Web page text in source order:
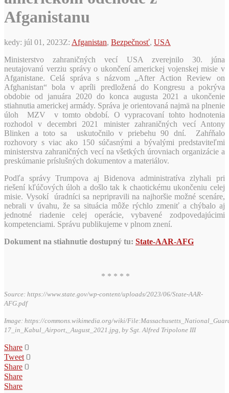
Afganistanu
kedy: júl 01, 2023Z: Afganistan, Bezpečnosť, USA
Ministerstvo zahraničných vecí USA zverejnilo 30. júna
neutajovanú verziu správy o ukončení americkej vojenskej misie v
Afganistane. Celá správa s názvom „After Action Review on
Afghanistan“ bola v apríli predložená do Kongresu a pokrýva
obdobie od januára 2020 do konca augusta 2021 a ukončenie
stiahnutia americkej armády. Správa je orientovaná najmä na plnenie
úloh MZV v tomto období. O vypracovaní tohto hodnotenia
rozhodol v decembri 2021 minister zahraničných vecí Antony
Blinken a toto sa uskutočnilo v priebehu 90 dní. Zahŕňalo
rozhovory s viac ako 150 súčasnými a bývalými predstaviteľmi
ministerstva zahraničných vecí na všetkých úrovniach organizácie a
preskúmanie príslušných dokumentov a materiálov.
Podľa správy Trumpova aj Bidenova administratíva zlyhali pri
riešení kľúčových úloh a došlo tak k chaotickému ukončeniu celej
misie. Vysokí úradníci sa nepripravili na najhoršie možné scenáre,
nebrali v úvahu, že sa situácia môže rýchlo zmeniť a chýbalo aj
jednotné riadenie celej operácie, vybavené zodpovedajúcimi
kompetenciami. Správu publikujeme v plnom znení.
Dokument na stiahnutie dostupný tu: State-AAR-AFG
* * * * *
Source: https://www.state.gov/wp-content/uploads/2023/06/State-AAR-
AFG.pdf
Image: https://commons.wikimedia.org/wiki/
17_in_Kabul_Airport,_August_2021.jpg, by Sgt. Alfred Tripolone III
Share 0
Tweet 0
Share 0
Share
Share